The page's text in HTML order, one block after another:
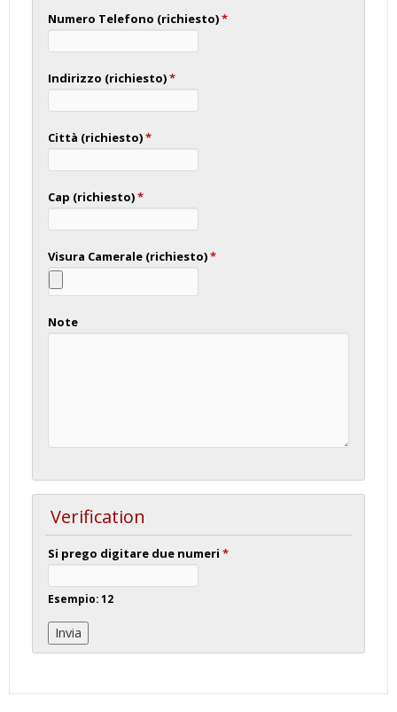
Numero Telefono (richiesto)*
Indirizzo (richiesto)*
Città (richiesto)*
Cap (richiesto)*
Visura Camerale (richiesto)*
Note
Verification
Si prego digitare due numeri*
Esempio: 12